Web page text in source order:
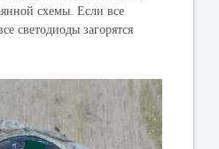
схемы. Если все
светодиоды загорятся